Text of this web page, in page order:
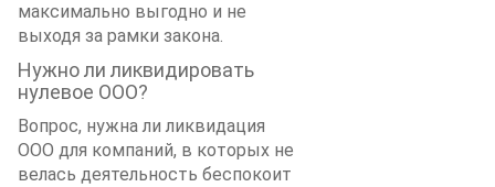
максимально выгодно и не
выходя за рамки закона.
Нужно ли ликвидировать
нулевое ООО?
Вопрос, нужна ли ликвидация
ООО для компаний, в которых не
велась деятельность беспокоит